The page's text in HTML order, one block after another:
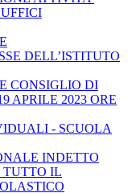
DELL’ISTITUTO
CONSIGLIO DI
APRILE 2023 ORE
- SCUOLA
INDETTO
TUTTO IL